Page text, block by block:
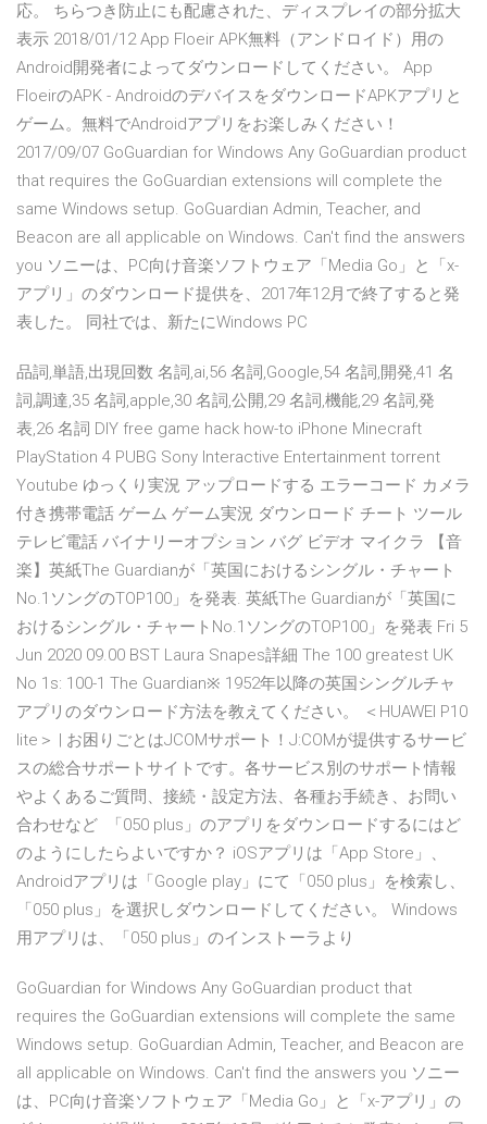
応。 ちらつき防止にも配慮された、ディスプレイの部分拡大
表示 2018/01/12 App Floeir APK無料（アンドロイド）用の
Android開発者によってダウンロードしてください。 App
FloeirのAPK - AndroidのデバイスをダウンロードAPKアプリと
ゲーム。無料でAndroidアプリをお楽しみください！
2017/09/07 GoGuardian for Windows Any GoGuardian product
that requires the GoGuardian extensions will complete the
same Windows setup. GoGuardian Admin, Teacher, and
Beacon are all applicable on Windows. Can't find the answers
you ソニーは、PC向け音楽ソフトウェア「Media Go」と「x-
アプリ」のダウンロード提供を、2017年12月で終了すると発
表した。 同社では、新たにWindows PC
品詞,単語,出現回数 名詞,ai,56 名詞,Google,54 名詞,開発,41 名
詞,調達,35 名詞,apple,30 名詞,公開,29 名詞,機能,29 名詞,発
表,26 名詞 DIY free game hack how-to iPhone Minecraft
PlayStation 4 PUBG Sony Interactive Entertainment torrent
Youtube ゆっくり実況 アップロードする エラーコード カメラ
付き携帯電話 ゲーム ゲーム実況 ダウンロード チート ツール
テレビ電話 バイナリーオプション バグ ビデオ マイクラ 【音
楽】英紙The Guardianが「英国におけるシングル・チャート
No.1ソングのTOP100」を発表. 英紙The Guardianが「英国に
おけるシングル・チャートNo.1ソングのTOP100」を発表 Fri 5
Jun 2020 09.00 BST Laura Snapes詳細 The 100 greatest UK
No 1s: 100-1 The Guardian※ 1952年以降の英国シングルチャ
アプリのダウンロード方法を教えてください。 ＜HUAWEI P10
lite＞ | お困りごとはJCOMサポート！J:COMが提供するサービ
スの総合サポートサイトです。各サービス別のサポート情報
やよくあるご質問、接続・設定方法、各種お手続き、お問い
合わせなど 「050 plus」のアプリをダウンロードするにはど
のようにしたらよいですか？ iOSアプリは「App Store」、
Androidアプリは「Google play」にて「050 plus」を検索し、
「050 plus」を選択しダウンロードしてください。 Windows
用アプリは、「050 plus」のインストーラより
GoGuardian for Windows Any GoGuardian product that
requires the GoGuardian extensions will complete the same
Windows setup. GoGuardian Admin, Teacher, and Beacon are
all applicable on Windows. Can't find the answers you ソニー
は、PC向け音楽ソフトウェア「Media Go」と「x-アプリ」の